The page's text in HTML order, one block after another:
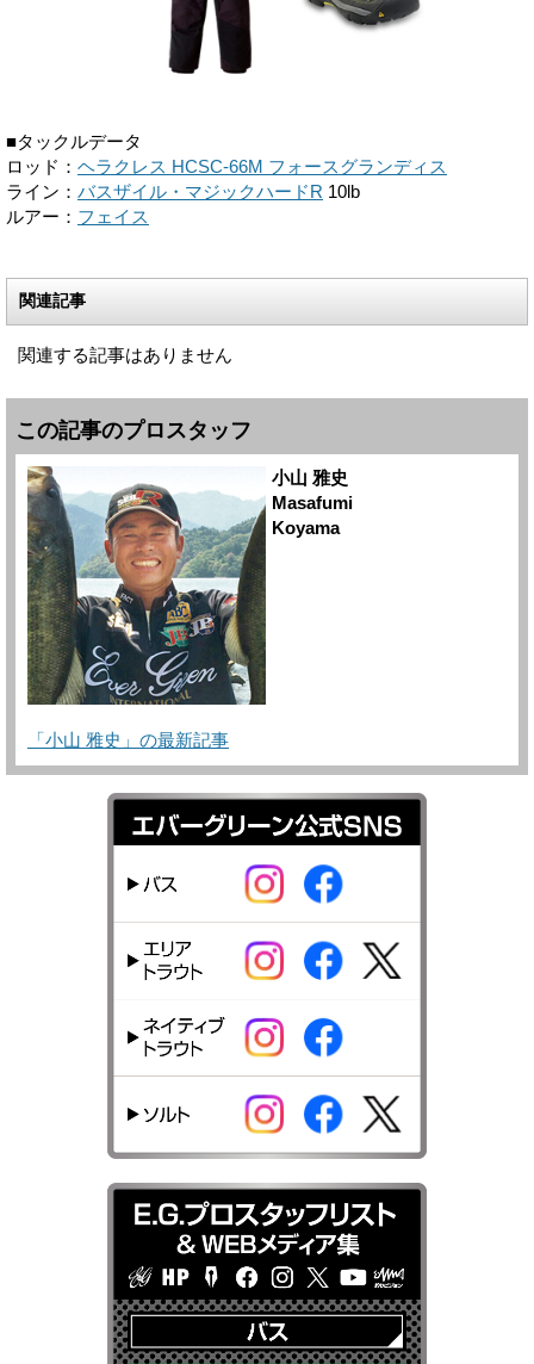
■タックルデータ
ロッド： ヘラクレス HCSC-66M フォースグランディス
ライン： バスザイル・マジックハードR 10lb
ルアー： フェイス
関連記事
関連する記事はありません
この記事のプロスタッフ
小山 雅史
Masafumi
Koyama
「小山 雅史」の最新記事